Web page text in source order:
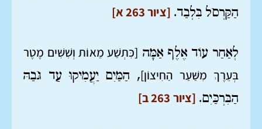
הַקַּרְסֹל בִּלְבַד. [ציור 263 א]
לְאַחַר עוֹד אֶלֶף אַמָּה [כִּתְשַׁע מֵאוֹת וְשִׁשִּׁים מֶטֶר
בְּעֵרֶךְ מִשַּׁעַר הַחִיצוֹן], הַמַּיִם יַעֲמִיקוּ עַד גֹּבַהּ
הַבִּרְכַּיִם. [ציור 263 ב]